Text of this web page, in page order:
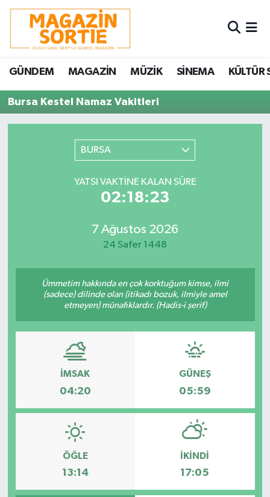
GÜNDEM MAGAZİN MÜZİK SİNEMA KÜLTÜR
Bursa Kestel Namaz Vakitleri
BURSA
YATSI VAKTINE KALAN SÜRE
02:18:23
7 Ağustos 2026
24 Safer 1448
Ümmetim hakkında en çok korktuğum kimse, ilmi
(sadece) dilinde olan (itikadı bozuk, ilmiyle amel
etmeyen) münafıklardır. (Hadis-i şerif)
İMSAK
04:20
GÜNEŞ
05:59
ÖĞLE
13:14
İKINDI
17:05
Nöbetçi Eczaneler
Hava Durumu
Trafik Durumu
Süper Lig Puan Durumu ve Fikstür
Son Dakika Haberleri